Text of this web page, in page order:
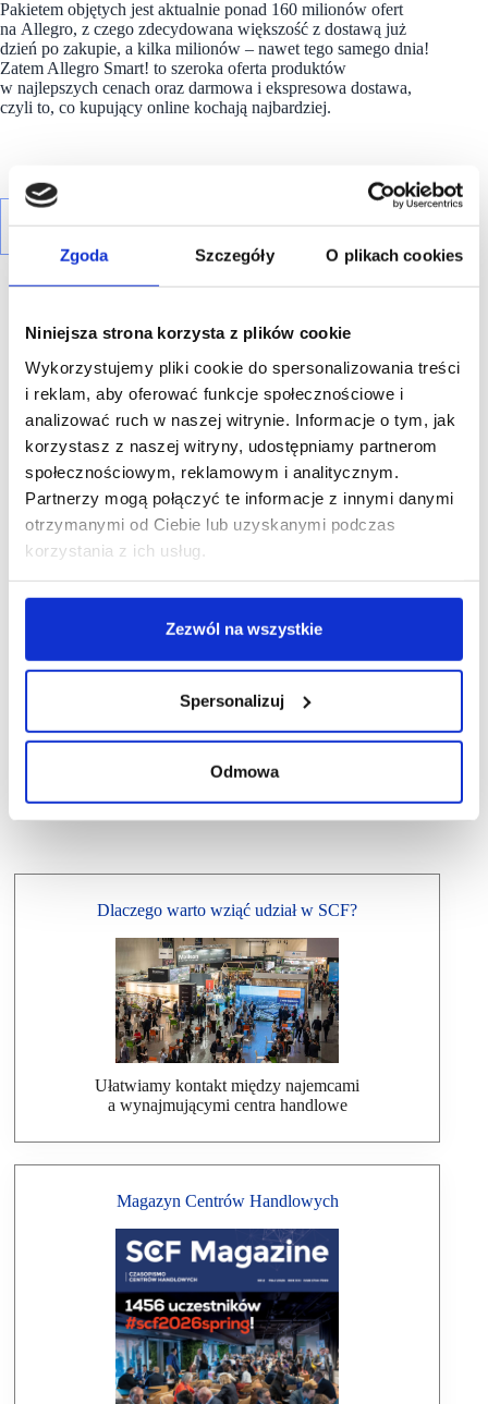
Zgoda Szczegóły O plikach cookies
Niniejsza strona korzysta z plików cookie
Wykorzystujemy pliki cookie do spersonalizowania treści
i reklam, aby oferować funkcje społecznościowe i
analizować ruch w naszej witrynie. Informacje o tym, jak
korzystasz z naszej witryny, udostępniamy partnerom
społecznościowym, reklamowym i analitycznym.
Partnerzy mogą połączyć te informacje z innymi danymi
otrzymanymi od Ciebie lub uzyskanymi podczas
korzystania z ich usług.
Zezwól na wszystkie
Spersonalizuj
Odmowa
Pakietem objętych jest aktualnie ponad 160 milionów ofert
na Allegro, z czego zdecydowana większość z dostawą już
dzień po zakupie, a kilka milionów – nawet tego samego dnia!
Zatem Allegro Smart! to szeroka oferta produktów
w najlepszych cenach oraz darmowa i ekspresowa dostawa,
czyli to, co kupujący online kochają najbardziej.
R E K L A M A
Dlaczego warto wziąć udział w SCF?
Ułatwiamy kontakt między najemcami
a wynajmującymi centra handlowe
Magazyn Centrów Handlowych